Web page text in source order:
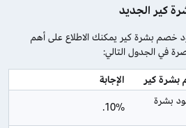
كير الجديد
خصم بشرة كير يمكنك الاطلاع على أهم
في الجدول التالي:
بشرة كير
الإجابة
بشرة
10%.